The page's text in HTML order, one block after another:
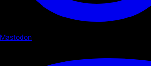
Mastodon